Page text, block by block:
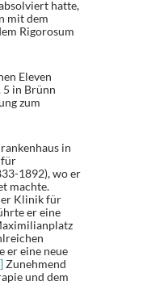
hatte,
mit dem
Rigorosum
Eleven
5 in Brünn
zum
in
für
1892), wo er
machte.
Klinik für
er eine
er eine neue
Zunehmend
und dem